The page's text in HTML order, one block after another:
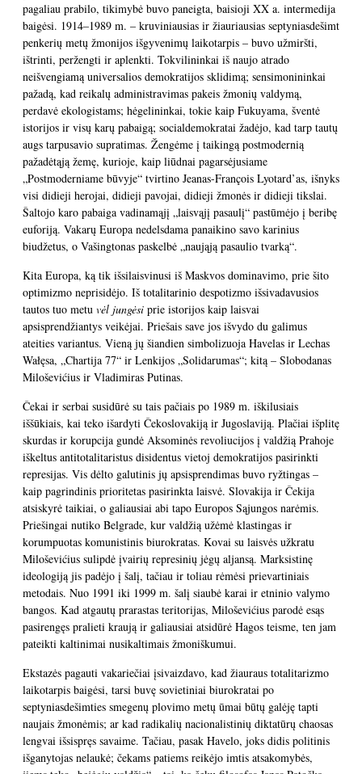
pagaliau prabilo, tikimybė buvo paneigta, baisioji XX a. intermedija
baigėsi. 1914–1989 m. – kruviniausias ir žiauriausias septyniasdešimt
penkerių metų žmonijos išgyvenimų laikotarpis – buvo užmiršti,
ištrinti, peržengti ir aplenkti. Tokvilininkai iš naujo atrado
neišvengiamą universalios demokratijos sklidimą; sensimonininkai
pažadą, kad reikalų administravimas pakeis žmonių valdymą,
perdavė ekologistams; hėgelininkai, tokie kaip Fukuyama, šventė
istorijos ir visų karų pabaigą; socialdemokratai žadėjo, kad tarp tautų
augs tarpusavio supratimas. Žengėme į taikingą postmodernią
pažadėtąją žemę, kurioje, kaip liūdnai pagarsėjusiame
„Postmoderniame būvyje“ tvirtino Jeanas-François Lyotard’as, išnyks
visi didieji herojai, didieji pavojai, didieji žmonės ir didieji tikslai.
Šaltojo karo pabaiga vadinamąjį „laisvąjį pasaulį“ pastūmėjo į beribę
euforiją. Vakarų Europa nedelsdama panaikino savo karinius
biudžetus, o Vašingtonas paskelbė „naująją pasaulio tvarką“.
Kita Europa, ką tik išsilaisvinusi iš Maskvos dominavimo, prie šito
optimizmo neprisidėjo. Iš totalitarinio despotizmo išsivadavusios
tautos tuo metu vėl jungėsi prie istorijos kaip laisvai
apsisprendžiantys veikėjai. Priešais save jos išvydo du galimus
ateities variantus. Vieną jų šiandien simbolizuoja Havelas ir Lechas
Wałęsa, „Chartija 77“ ir Lenkijos „Solidarumas“; kitą – Slobodanas
Miloševićius ir Vladimiras Putinas.
Čekai ir serbai susidūrė su tais pačiais po 1989 m. iškilusiais
iššūkiais, kai teko išardyti Čekoslovakiją ir Jugoslaviją. Plačiai išplitę
skurdas ir korupcija gundė Aksominės revoliucijos į valdžią Prahoje
iškeltus antitotalitaristus disidentus vietoj demokratijos pasirinkti
represijas. Vis dėlto galutinis jų apsisprendimas buvo ryžtingas –
kaip pagrindinis prioritetas pasirinkta laisvė. Slovakija ir Čekija
atsiskyrė taikiai, o galiausiai abi tapo Europos Sąjungos narėmis.
Priešingai nutiko Belgrade, kur valdžią užėmė klastingas ir
korumpuotas komunistinis biurokratas. Kovai su laisvės užkratu
Miloševićius sulipdė įvairių represinių jėgų aljansą. Marksistinę
ideologiją jis padėjo į šalį, tačiau ir toliau rėmėsi prievartiniais
metodais. Nuo 1991 iki 1999 m. šalį siaubė karai ir etninio valymo
bangos. Kad atgautų prarastas teritorijas, Miloševićius parodė esąs
pasirengęs pralieti kraują ir galiausiai atsidūrė Hagos teisme, ten jam
pateikti kaltinimai nusikaltimais žmoniškumui.
Ekstazės pagauti vakariečiai įsivaizdavo, kad žiauraus totalitarizmo
laikotarpis baigėsi, tarsi buvę sovietiniai biurokratai po
septyniasdešimties smegenų plovimo metų ūmai būtų galėję tapti
naujais žmonėmis; ar kad radikalių nacionalistinių diktatūrų chaosas
lengvai išsispręs savaime. Tačiau, pasak Havelo, joks didis politinis
išganytojas nelaukė; čekams patiems reikėjo imtis atsakomybės,